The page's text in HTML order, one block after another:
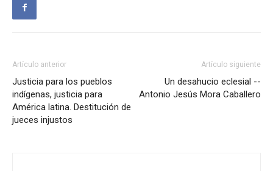
Artículo anterior
Justicia para los pueblos
indígenas, justicia para
América latina. Destitución de
jueces injustos
Artículo siguiente
Un desahucio eclesial --
Antonio Jesús Mora Caballero